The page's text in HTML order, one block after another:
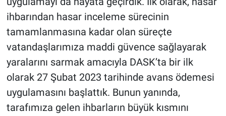
ihbarından hasar inceleme sürecinin
tamamlanmasına kadar olan süreçte
vatandaşlarımıza maddi güvence sağlayarak
yaralarını sarmak amacıyla DASK’ta bir ilk
olarak 27 Şubat 2023 tarihinde avans ödemesi
uygulamasını başlattık. Bunun yanında,
tarafımıza gelen ihbarların büyük kısmını